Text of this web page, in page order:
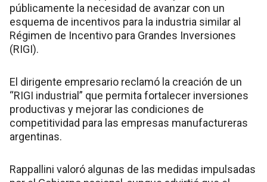
públicamente la necesidad de avanzar con un
esquema de incentivos para la industria similar al
Régimen de Incentivo para Grandes Inversiones
(RIGI).
El dirigente empresario reclamó la creación de un
“RIGI industrial” que permita fortalecer inversiones
productivas y mejorar las condiciones de
competitividad para las empresas manufactureras
argentinas.
Rappallini valoró algunas de las medidas impulsadas